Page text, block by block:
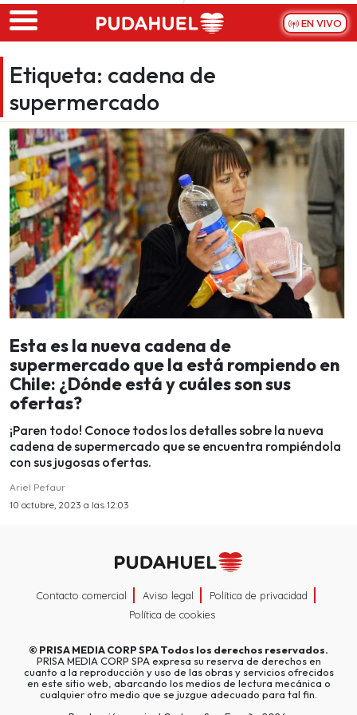
Skip to main content
EN VIVO
Etiqueta: cadena de
supermercado
Esta es la nueva cadena de
supermercado que la está rompiendo en
Chile: ¿Dónde está y cuáles son sus
ofertas?
¡Paren todo! Conoce todos los detalles sobre la nueva
cadena de supermercado que se encuentra rompiéndola
con sus jugosas ofertas.
Ariel Pefaur
10 octubre, 2023 a las 12:03
Contacto comercial Aviso legal
Política de privacidad
Política de cookies
© PRISA MEDIA CORP SPATodos los derechos reservados.
PRISA MEDIA CORP SPA expresa su reserva de derechos en
cuanto a la reproducción y uso de las obras y servicios ofrecidos
en este sitio web, abarcando los medios de lectura mecánica o
cualquier otro medio que se juzgue adecuado para tal fin.